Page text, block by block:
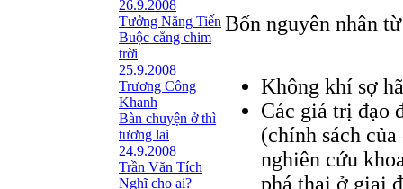
26.9.2008
Tưởng Năng Tiến
Buộc cẳng chim
trời
25.9.2008
Trương Công
Khanh
Bàn chuyện ở thì
tương lai
24.9.2008
Trần Văn Tích
Nghĩ cho ai?
Bốn nguyên nhân
Không khí sợ
Các giá trị đạo
(chính sách
nghiên cứu
phá thai ở giai